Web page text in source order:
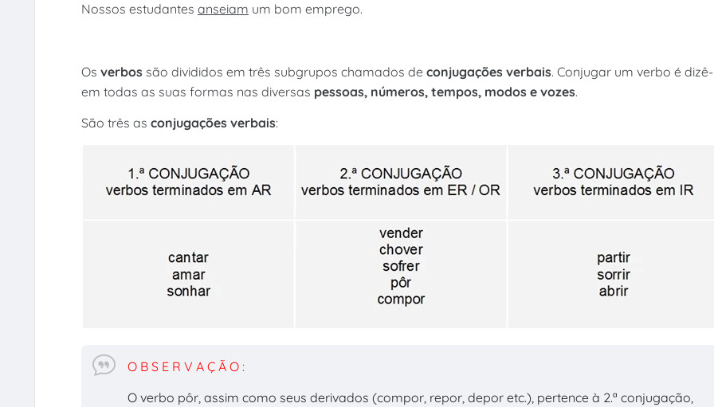
Nossos estudantes anseiam um bom emprego.
Os verbossão divididos em três subgrupos chamados de conjugações verbais. Conjugar um verbo é
em todas as suas formas nas diversas pessoas, números, tempos, modos e vozes.
São três as conjugações verbais:
O B S E R V A Ç Ã O :
O verbo pôr, assim como seus derivados (compor, repor, depor etc.), pertence à 2.ª conjugação,